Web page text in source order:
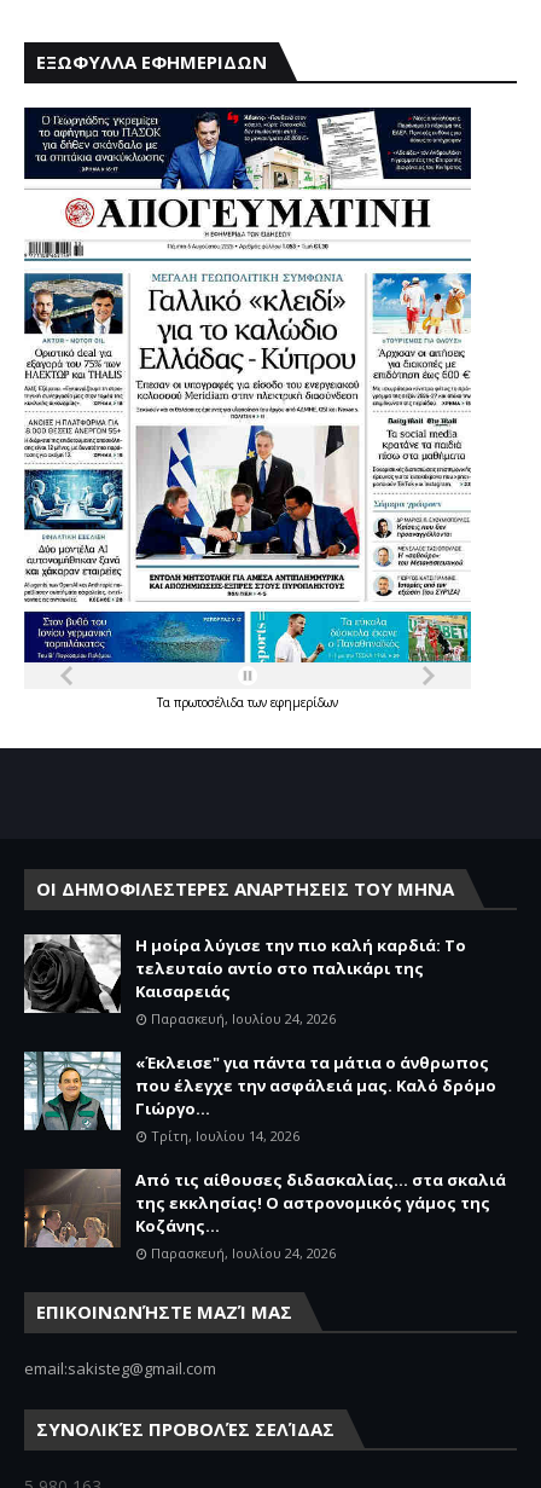
ΕΞΩΦΥΛΛΑ ΕΦΗΜΕΡΙΔΩΝ
Τα πρωτοσέλιδατων εφημερίδων
ΟΙ ΔΗΜΟΦΙΛΕΣΤΕΡΕΣ ΑΝΑΡΤΗΣΕΙΣ ΤΟΥ ΜΗΝΑ
Η μοίρα λύγισε την πιο καλή καρδιά: Το
τελευταίο αντίο στο παλικάρι της
Καισαρειάς
Παρασκευή, Ιουλίου 24, 2026
«Έκλεισε" για πάντα τα μάτια ο άνθρωπος
που έλεγχε την ασφάλειά μας. Καλό δρόμο
Γιώργο...
Τρίτη, Ιουλίου 14, 2026
Από τις αίθουσες διδασκαλίας… στα σκαλιά
της εκκλησίας! Ο αστρονομικός γάμος της
Κοζάνης...
Παρασκευή, Ιουλίου 24, 2026
ΕΠΙΚΟΙΝΩΝΉΣΤΕ ΜΑΖΊ ΜΑΣ
email:sakisteg@gmail.com
ΣΥΝΟΛΙΚΈΣ ΠΡΟΒΟΛΈΣ ΣΕΛΊΔΑΣ